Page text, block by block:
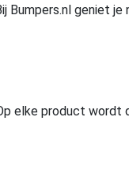
geniet
elke product